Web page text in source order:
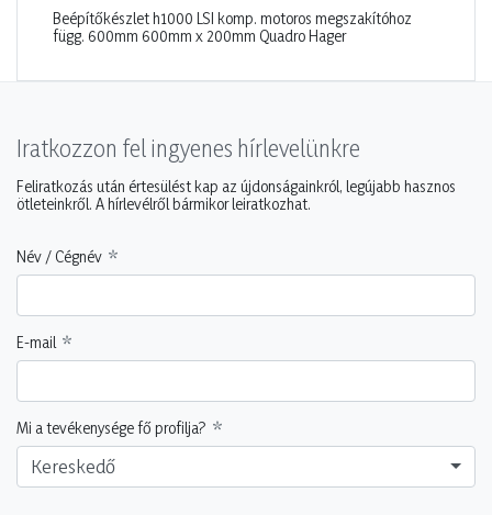
Beépítőkészlet h1000 LSI komp. motoros megszakítóhoz
függ. 600mm 600mm x 200mm Quadro Hager
Iratkozzon fel ingyenes hírlevelünkre
Feliratkozás után értesülést kap az újdonságainkról, legújabb hasznos
ötleteinkről. A hírlevélről bármikor leiratkozhat.
Név / Cégnév
E-mail
Mi a tevékenysége fő profilja?
Kereskedő